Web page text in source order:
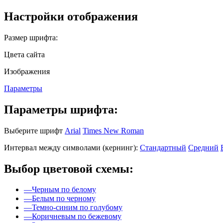
Настройки отображения
Размер шрифта:
Цвета сайта
Изображения
Параметры
Параметры шрифта:
Выберите шрифт Arial Times New Roman
Интервал между символами (кернинг): Стандартный Средний
Выбор цветовой схемы:
—Черным по белому
—Белым по черному
—Темно-синим по голубому
—Коричневым по бежевому